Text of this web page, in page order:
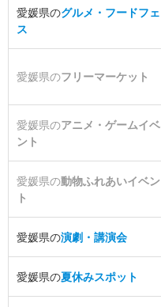
愛媛県のグルメ・フードフェ
ス
愛媛県のフリーマーケット
愛媛県のアニメ・ゲームイベ
ント
愛媛県の動物ふれあいイベン
ト
愛媛県の演劇・講演会
愛媛県の夏休みスポット